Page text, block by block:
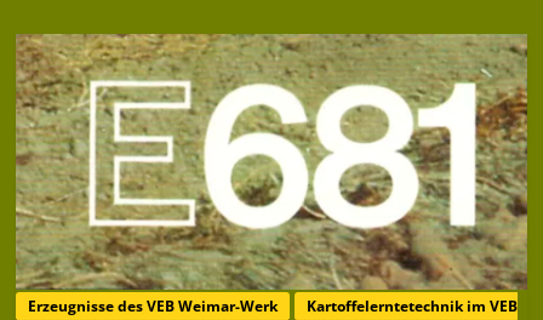
Erzeugnisse des VEB Weimar-Werk
Kartoffelerntetechnik im VEB